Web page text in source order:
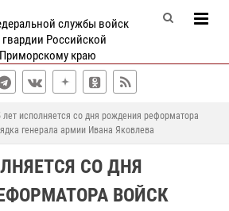
службы войск
Российской
краю
лет исполняется со дня рождения реформатора
генерала армии Ивана Яковлева
СО ДНЯ
ВОЙСК